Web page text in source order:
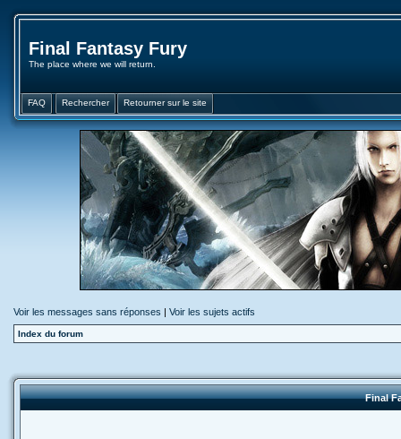
Final Fantasy Fury
The place where we will return.
FAQ Rechercher Retourner sur le site
Voir les messages sans réponses | Voir les sujets actifs
Index du forum
Final